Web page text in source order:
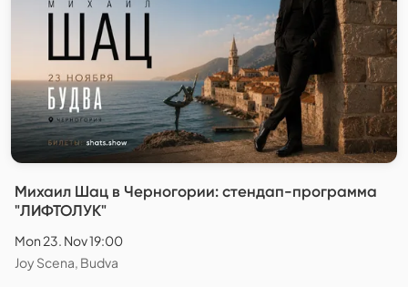
Михаил Шац в Черногории: стендап-программа
"ЛИФТОЛУК"
Mon 23. Nov 19:00
Joy Scena, Budva